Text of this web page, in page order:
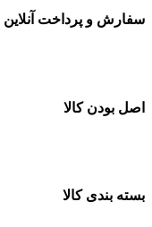
سفارش و پرداخت آنلاین
اصل بودن کالا
بسته بندی کالا